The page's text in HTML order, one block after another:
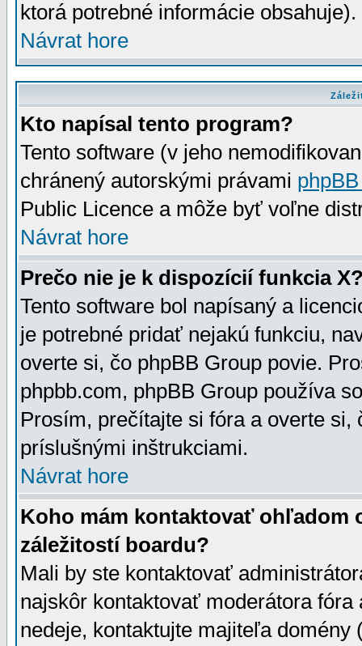
ktorá potrebné informácie
Návrat hore
Kto napísal tento program?
Tento software (v jeho
chránený autorskými právami
Public Licence a môže byť voľne
Návrat hore
Prečo nie je k dispozícií funkcia
Tento software bol napísaný a
je potrebné pridať nejakú funkciu,
overte si, čo phpBB Group povie.
phpbb.com, phpBB Group používa
Prosím, prečítajte si fóra a overte
príslušnými inštrukciami.
Návrat hore
Koho mám kontaktovať ohľadom
záležitostí boardu?
Mali by ste kontaktovať
najskôr kontaktovať moderátora
nedeje, kontaktujte majiteľa